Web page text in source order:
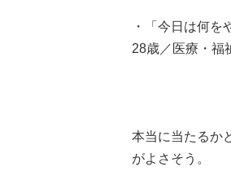
・「今日は何
28歳／医療・福
本当に当たるか
がよさそう。